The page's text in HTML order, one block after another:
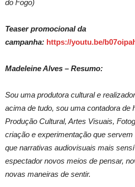
do Fogo)
Teaser promocional da
campanha: https://youtu.be/
Madeleine Alves – Resumo:
Sou uma produtora cultural e
acima de tudo, sou uma contadora de
Produção Cultural, Artes Visuais,
criação e experimentação que
que narrativas audiovisuais mais
espectador novos meios de pensar,
novas maneiras de sentir.